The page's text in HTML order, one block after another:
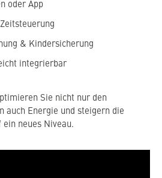
oder App
& Kindersicherung
integrierbar
Sie nicht nur den
auch Energie und steigern die
neues Niveau.